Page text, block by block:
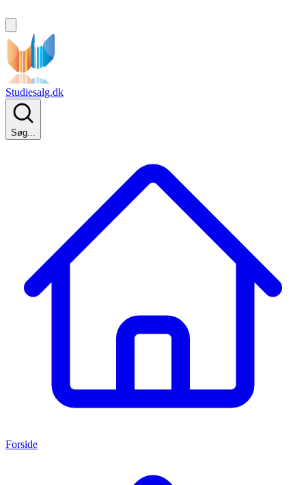
Studiesalg.dk
Søg...
Forside